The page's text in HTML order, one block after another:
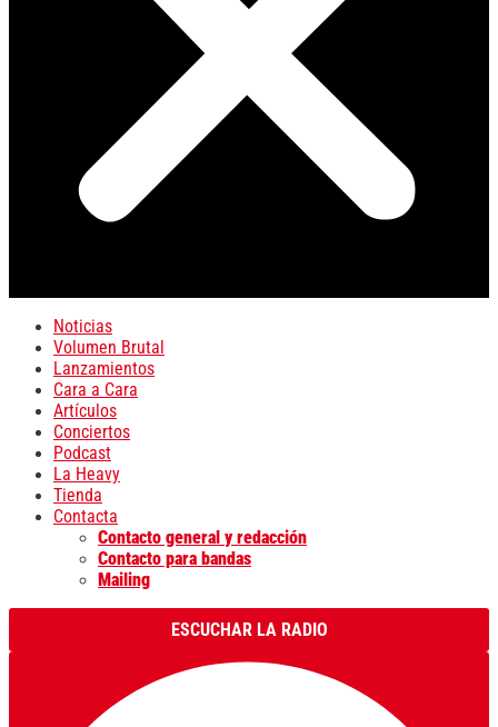
Noticias
Volumen Brutal
Lanzamientos
Cara a Cara
Artículos
Conciertos
Podcast
La Heavy
Tienda
Contacta
Contacto general y redacción
Contacto para bandas
Mailing
ESCUCHAR LA RADIO